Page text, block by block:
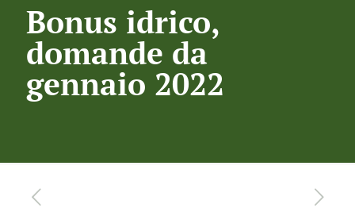
Bonus idrico,
domande da
gennaio 2022